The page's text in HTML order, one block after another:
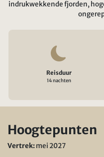
indrukwekkende fjorden,
Reisduur
14 nachten
Hoogtepunten
Vertrek:mei 2027